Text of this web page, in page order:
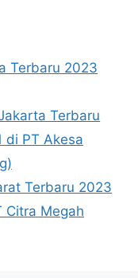
Terbaru 2023
Terbaru
di PT Akesa
Terbaru 2023
Citra Megah